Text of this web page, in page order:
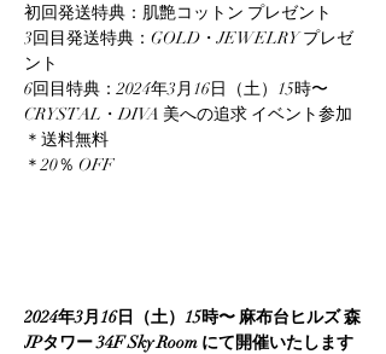
初回発送特典：肌艶コットン プレゼント
3回目発送特典：GOLD・JEWELRY プレゼ
ント
6回目特典：2024年3月16日（土）15時〜
CRYSTAL・DIVA 美への追求 イベント参加
＊送料無料
＊20％ OFF
2024年3月16日（土）15時〜 麻布台ヒルズ 森
JPタワー 34F Sky Room にて開催いたします